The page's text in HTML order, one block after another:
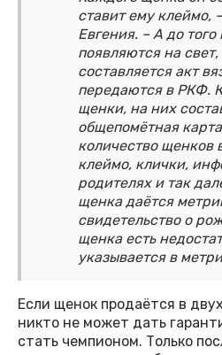
ставит ему клеймо,
Евгения. – А до
появляются на свет,
составляется акт
передаются в РКФ.
щенки, на них
общепомётная
количество щенков
клеймо, клички,
родителях и так
щенка даётся
свидетельство о
щенка есть
указывается в
Если щенок продаётся в
никто не может дать
стать чемпионом. Только